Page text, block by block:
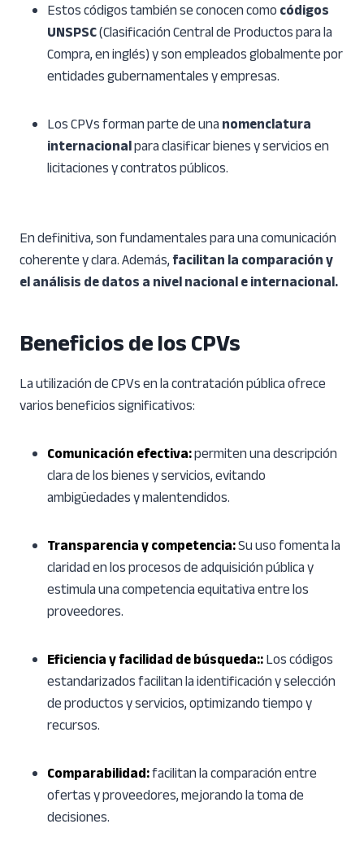
Estos códigos también se conocen comocódigos
UNSPSC(Clasificación Central de Productos para la
Compra, en inglés) y son empleados globalmente por
entidades gubernamentales y empresas.
Los CPVs forman parte de unanomenclatura
internacionalpara clasificar bienes y servicios en
licitaciones y contratos públicos.
En definitiva, son fundamentales para una comunicación
coherente y clara. Además,facilitan la comparación y
el análisis de datos a nivel nacional e internacional.
Beneficios delosCPVs
La utilización de CPVs en la contratación pública ofrece
varios beneficios significativos:
Comunicación efectiva:permiten una descripción
clara de los bienes y servicios, evitando
ambigüedades y malentendidos.
Transparencia y competencia:Su uso fomenta la
claridad en los procesos de adquisición pública y
estimula una competencia equitativa entre los
proveedores.
Eficiencia y facilidad de búsqueda::Los códigos
estandarizados facilitan la identificación y selección
de productos y servicios, optimizando tiempo y
recursos.
Comparabilidad:facilitan la comparación entre
ofertas y proveedores, mejorando la toma de
decisiones.